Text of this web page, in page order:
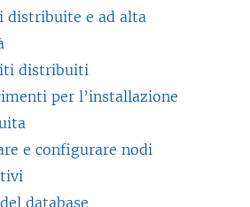
distribuite e ad alta
distribuiti
per l’installazione
e configurare nodi
database